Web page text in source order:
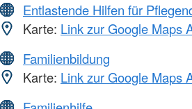
Entlastende Hilfen für
Karte: Link zur Google Maps
Familienbildung
Karte: Link zur Google Maps